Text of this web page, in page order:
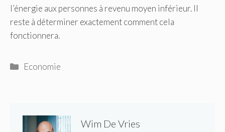
l’énergie aux personnes à revenu moyen inférieur. Il
reste à déterminer exactement comment cela
fonctionnera.
Catégories
Economie
Wim De Vries